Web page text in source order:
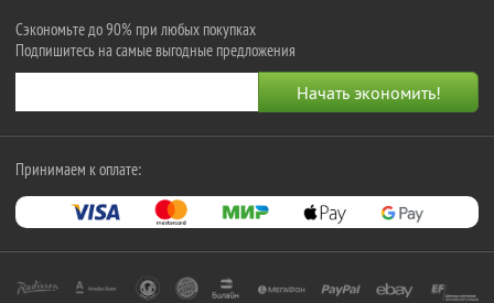
Сэкономьте до 90% при любых покупках
Подпишитесь на самые выгодные предложения
Принимаем к оплате: